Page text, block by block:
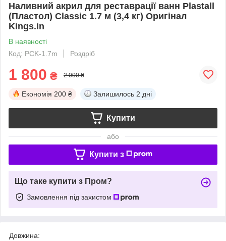
Наливний акрил для реставрації ванн Plastall
(Пластол) Classic 1.7 м (3,4 кг) Оригінал
Kings.in
В наявності
Код: PCK-1.7m
Роздріб
1 800 ₴ 2 000 ₴
Економія 200 ₴ Залишилось 2 дні
Купити
або
Купити з
Що таке купити з Пром?
Замовлення під захистом
Довжина: